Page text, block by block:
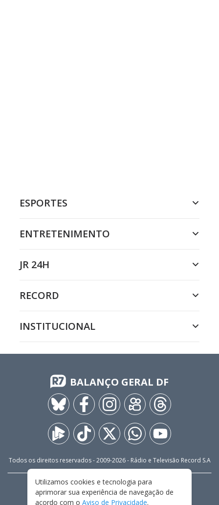
ESPORTES
ENTRETENIMENTO
JR 24H
RECORD
INSTITUCIONAL
BALANÇO GERAL DF
Todos os direitos reservados - 2009-2026- Rádio e Televisão Record S.A
FALE CONOSCO
PRIVACIDADE
TERMOS E CONDIÇÕES DE USO
Utilizamos cookies e tecnologia para
aprimorar sua experiência de navegação de
acordo com o Aviso de Privacidade.